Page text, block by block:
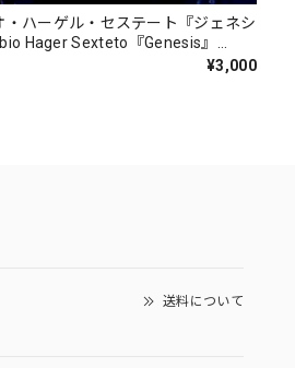
・ハーゲル・セステート『ジェネシ
Hager Sexteto『Genesis』
¥3,000
送料について